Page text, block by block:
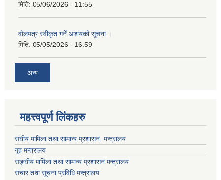
मिति: 05/06/2026 - 11:55
वोलपत्र स्वीकृत गर्ने आशयको सूचना ।
मिति: 05/05/2026 - 16:59
अन्य
महत्त्वपूर्ण लिंकहरु
संघीय मामिला तथा सामान्य प्रशासन मन्त्रालय
गृह मन्त्रालय
सङ्घीय मामिला तथा सामान्य प्रशासन मन्त्रालय
संचार तथा सूचना प्रविधि मन्त्रालय